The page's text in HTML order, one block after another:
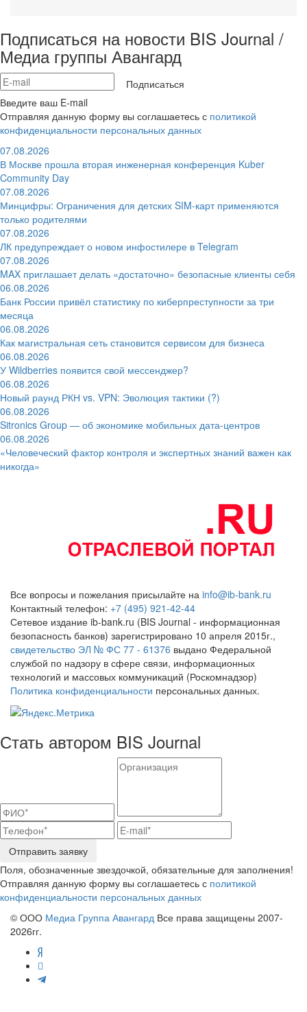
Подписаться на новости BIS Journal /
Медиа группы Авангард
Подписаться
Введите ваш E-mail
Отправляя данную форму вы соглашаетесь с политикой
конфиденциальности персональных данных
07.08.2026
В Москве прошла вторая инженерная конференция Kuber
Community Day
07.08.2026
Минцифры: Ограничения для детских SIM-карт применяются
только родителями
07.08.2026
ЛК предупреждает о новом инфостилере в Telegram
07.08.2026
MAX приглашает делать «достаточно» безопасные клиенты себя
06.08.2026
Банк России привёл статистику по киберпреступности за три
месяца
06.08.2026
Как магистральная сеть становится сервисом для бизнеса
06.08.2026
У Wildberries появится свой мессенджер?
06.08.2026
Новый раунд РКН vs. VPN: Эволюция тактики (?)
06.08.2026
Sitronics Group — об экономике мобильных дата-центров
06.08.2026
«Человеческий фактор контроля и экспертных знаний важен как
никогда»
Все вопросы и пожелания присылайте на info@ib-bank.ru
Контактный телефон: +7 (495) 921-42-44
Сетевое издание ib-bank.ru (BIS Journal - информационная
безопасность банков) зарегистрировано 10 апреля 2015г.,
свидетельство ЭЛ № ФС 77 - 61376 выдано Федеральной
службой по надзору в сфере связи, информационных
технологий и массовых коммуникаций (Роскомнадзор)
Политика конфиденциальности персональных данных.
Стать автором BIS Journal
Отправить заявку
Поля, обозначенные звездочкой, обязательные для заполнения!
Отправляя данную форму вы соглашаетесь с политикой
конфиденциальности персональных данных
© ООО Медиа Группа Авангард Все права защищены 2007-
2026гг.